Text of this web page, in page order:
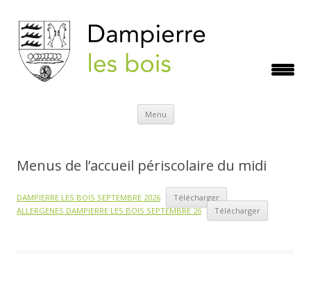
Menu Aller
contenu
Menus de l’accueil périscolaire du midi
DAMPIERRE LES BOIS SEPTEMBRE 2026
Télécharger
ALLERGENES DAMPIERRE LES BOIS SEPTEMBRE 26
Télécharger